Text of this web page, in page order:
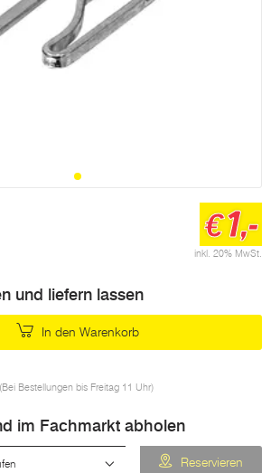
inkl. 20% MwSt.
€1,-
und liefern lassen
In den Warenkorb
Bestellungen bis Freitag 11 Uhr)
im Fachmarkt abholen
Reservieren